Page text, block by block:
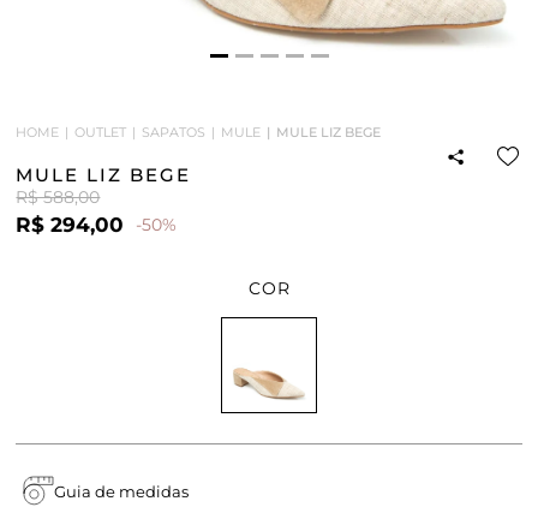
HOME OUTLET SAPATOS MULE MULE LIZ BEGE
MULE LIZ BEGE
R$ 588,00
R$ 294,00 -50%
COR
Guia de medidas